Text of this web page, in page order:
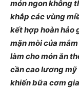
món ngon không
khắp các vùng
kết hợp hoàn hảo
mặn mòi của
làm cho món ăn
cần cao lương mỹ
khiến bữa cơm